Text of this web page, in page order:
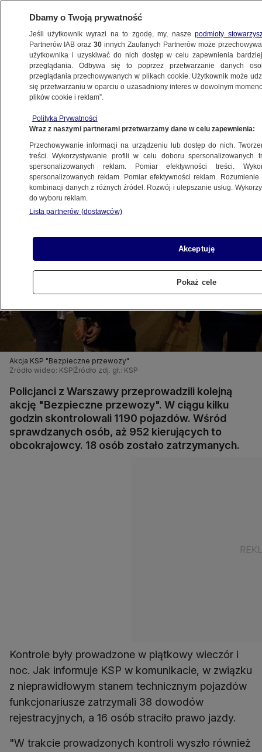
WARSZAWA
ŚRÓDMIEŚCIE
zatrzymanych
22.03.2026, 16:51
Posłuchaj artykułu
Czyta lektor AI
Akcja KSP "Bezpieczne przewozy"
Źródło wideo: KSP Źródło zdj. gł.: KSP
Policjanci z Warszawy przeprowadzili kolejną
akcję "Bezpieczne przewozy". W ciągu kilku
godzin skontrolowali 1190 pojazdów. Wśród
sprawdzanych osób, aż 952 kierujących to
obcokrajowcy. 18 osób zostało zatrzymanych.
Kontrole były prowadzone w piątkowy wieczór i
noc. Jak informuje KSP w komunikacie, w związku
z nieprawidłowym stanem technicznym pojazdów
funkcjonariusze zatrzymali 38 dowodów
rejestracyjnych, a 16 osób straciło prawo jazdy.
"W trakcie prowadzonych kontroli wyszło również
Dbamy o Twoją prywatność
Jeśli użytkownik wyrazi na to zgodę, my, naszepodmioty
Partnerów IAB oraz30 innych Zaufanych Partnerów może
użytkownika i uzyskiwać do nich dostęp w celu zapewnienia
przeglądania. Odbywa się to poprzez przetwarzanie danych
przeglądania przechowywanych w plikach cookie. Użytkownik może
się przetwarzaniu w oparciu o uzasadniony interes w dowolnym
plików cookie i reklam”.
Polityka Prywatności
Wraz z naszymi partnerami przetwarzamy dane w celu zapewnienia:
Przechowywanie informacji na urządzeniu lub dostęp do nich.
treści. Wykorzystywanie profili w celu doboru spersonalizowanych
spersonalizowanych reklam. Pomiar efektywności treści.
spersonalizowanych reklam. Pomiar efektywności reklam.
kombinacji danych z różnych źródeł. Rozwój i ulepszanie usług.
do wyboru reklam.
Lista partnerów (dostawców)
Akceptuję
Pokaż cele